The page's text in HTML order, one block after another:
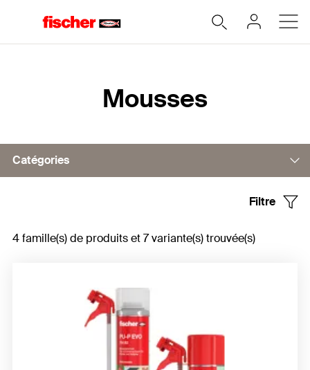
Mousses
Catégories
Mousse pistolable mono composant
Filtre
4 famille(s) de produits et 7 variante(s) trouvée(s)